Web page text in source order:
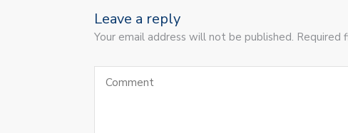
Leave a reply
Your email address will not be published. Required